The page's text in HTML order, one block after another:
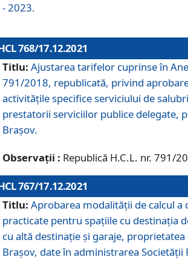
- 2023.
768/17.12.2021
Titlu: Ajustarea tarifelor cuprinse în
791/2018, republicată, privind
activităţile specifice serviciului de
prestatorii serviciilor publice delegate,
Braşov.
Observații : Republică H.C.L. nr. 791/
767/17.12.2021
Titlu: Aprobarea modalității de calcul a
practicate pentru spaţiile cu destinaţia
cu altă destinaţie şi garaje,
Braşov, date în administrarea Societăţii